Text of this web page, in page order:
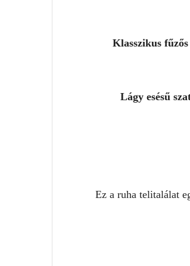
Klasszikus
Lágy esésű
Ez a ruha telitalálat